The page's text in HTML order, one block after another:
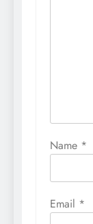
Name *
Email *